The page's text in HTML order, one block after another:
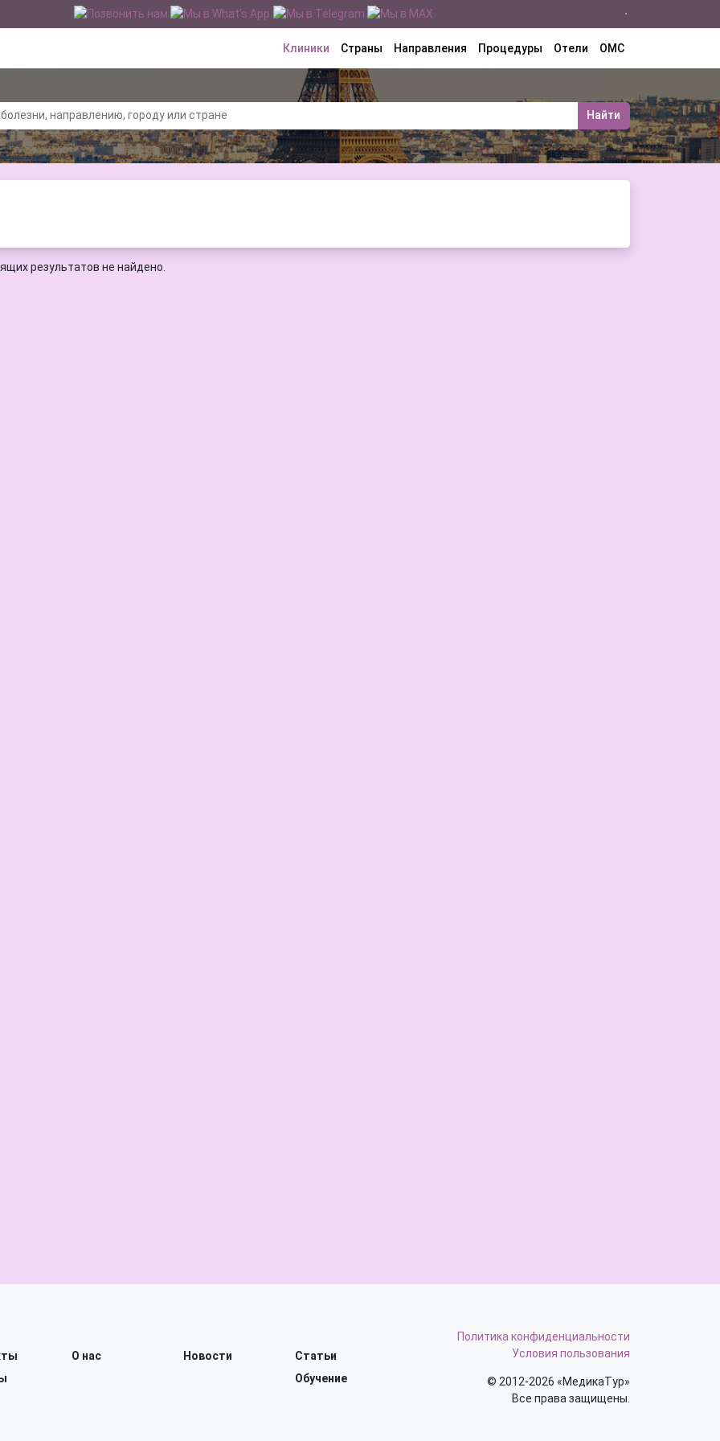
Клиники Страны Направления Процедуры Отели ОМС
Найти
результатов не найдено.
О нас Новости
Статьи
Обучение
Политика конфиденциальности
Условия пользования
© 2012-2026 «МедикаТур»
Все права защищены.